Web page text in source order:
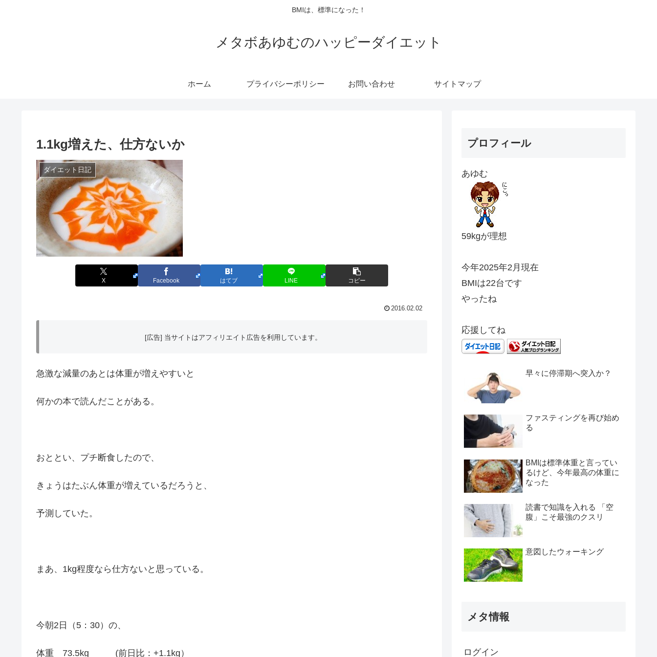
BMIは、標準になった！
メタボあゆむのハッピーダイエット
ホーム プライバシーポリシー お問い合わせ サイトマップ
1.1kg増えた、仕方ないか
ダイエット日記
X Facebook はてブ LINE コピー
2016.02.02
[広告] 当サイトはアフィリエイト広告を利用しています。
急激な減量のあとは体重が増えやすいと
何かの本で読んだことがある。
おととい、プチ断食したので、
きょうはたぶん体重が増えているだろうと、
予測していた。
まあ、1kg程度なら仕方ないと思っている。
今朝2日（5：30）の、
体重 73.5kg (前日比：+1.1kg）
プロフィール
あゆむ
59kgが理想
今年2025年2月現在
BMIは22台です
やったね
応援してね
早々に停滞期へ突入か？
ファスティングを再び始め
る
BMIは標準体重と言ってい
るけど、今年最高の体重に
なった
読書で知識を入れる 「空
腹」こそ最強のクスリ
意図したウォーキング
メタ情報
ログイン